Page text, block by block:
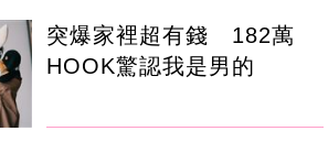
突爆家裡超有錢 182萬
HOOK驚認我是男的